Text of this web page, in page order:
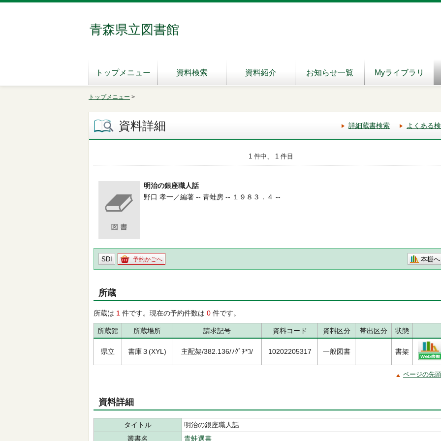
青森県立図書館
トップメニュー 資料検索 資料紹介 お知らせ一覧 Myライブラリ
トップメニュー >
資料詳細 詳細蔵書検索 よくある
1 件中、 1 件目
明治の銀座職人話
野口 孝一／編著 -- 青蛙房 -- １９８３．４ --
SDI 予約かごへ 本棚へ
所蔵
所蔵は 1 件です。現在の予約件数は 0 件です。
所蔵館 所蔵場所 請求記号 資料コード 資料区分 帯出区分 状態
県立 書庫３(XYL) 主配架/382.136/ﾉｸﾞﾁ*ｺ/ 10202205317 一般図書 書架
ページの先
資料詳細
タイトル
明治の銀座職人話
叢書名
青蛙選書